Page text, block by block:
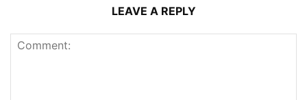
LEAVE A REPLY